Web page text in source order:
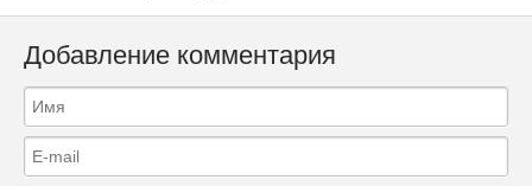
Добавление комментария